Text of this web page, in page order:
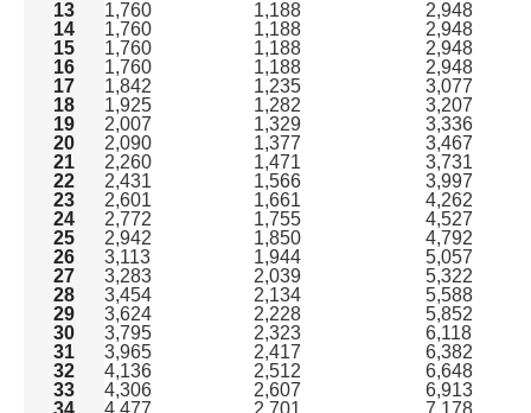
13
1,760 1,188
2,948
14
1,760 1,188
2,948
15
1,760 1,188
2,948
16
1,760 1,188
2,948
17
1,842 1,235
3,077
18
1,925 1,282
3,207
19
2,007 1,329
3,336
20
2,090 1,377
3,467
21
2,260 1,471
3,731
22
2,431 1,566
3,997
23
2,601 1,661
4,262
24
2,772 1,755
4,527
25
2,942 1,850
4,792
26
3,113 1,944
5,057
27
3,283 2,039
5,322
28
3,454 2,134
5,588
29
3,624 2,228
5,852
30
3,795 2,323
6,118
31
3,965 2,417
6,382
32
4,136 2,512
6,648
33
4,306 2,607
6,913
34
4,477 2,701
7,178